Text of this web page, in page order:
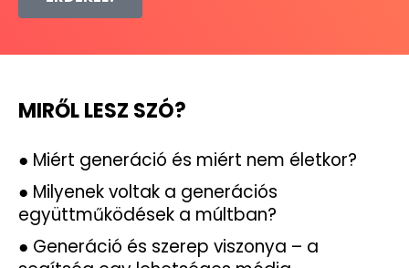
MIRŐL LESZ SZÓ?
● Miért generáció és miért nem életkor?
● Milyenek voltak a generációs
együttműködések a múltban?
● Generáció és szerep viszonya – a